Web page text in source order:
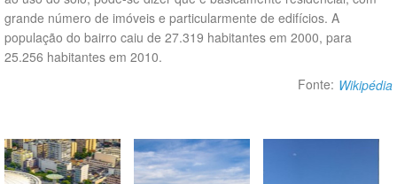
grande número de imóveis e particularmente de edifícios. A
população do bairro caiu de 27.319 habitantes em 2000, para
25.256 habitantes em 2010.
Fonte: Wikipédia